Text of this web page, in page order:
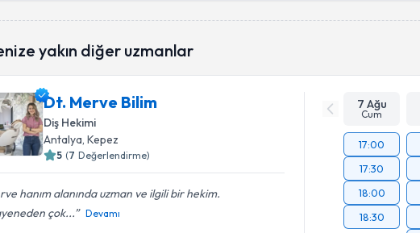
yakın diğer uzmanlar
Dt. Merve Bilim
Diş Hekimi
Antalya , Kepez
5 (7 Değerlendirme)
hanım alanında uzman ve ilgili bir hekim.
çok...
Devamı
7 Ağu
Cum
17:00
17:30
18:00
18:30